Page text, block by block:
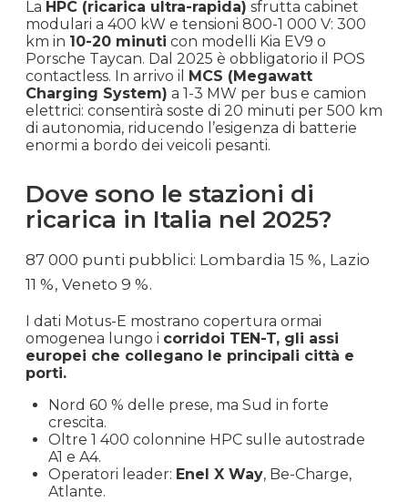
La HPC (ricarica ultra-rapida) sfrutta cabinet
modulari a 400 kW e tensioni 800-1 000 V: 300
km in 10-20 minuti con modelli Kia EV9 o
Porsche Taycan. Dal 2025 è obbligatorio il POS
contactless. In arrivo il
MCS (Megawatt
Charging System) a 1-3 MW per bus e camion
elettrici: consentirà soste di 20 minuti per 500 km
di autonomia, riducendo l’esigenza di batterie
enormi a bordo dei veicoli pesanti.
Dove sono le stazioni di
ricarica in Italia nel 2025?
87 000 punti pubblici: Lombardia 15 %, Lazio
11 %, Veneto 9 %.
I dati Motus-E mostrano copertura ormai
omogenea lungo i corridoi TEN-T, gli assi
europei che collegano le principali città e
porti.
Nord 60 % delle prese, ma Sud in forte
crescita.
Oltre 1 400 colonnine HPC sulle autostrade
A1 e A4.
Operatori leader: Enel X Way, Be-Charge,
Atlante.